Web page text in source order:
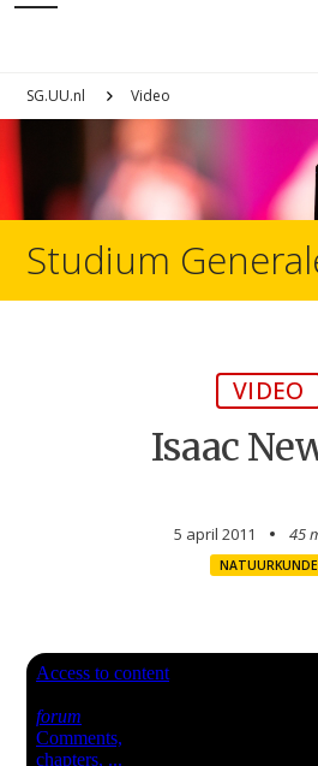
SG.UU.nl Video
Studium
VIDEO
Isaac
5 april 2011 45
NATUURKUNDE